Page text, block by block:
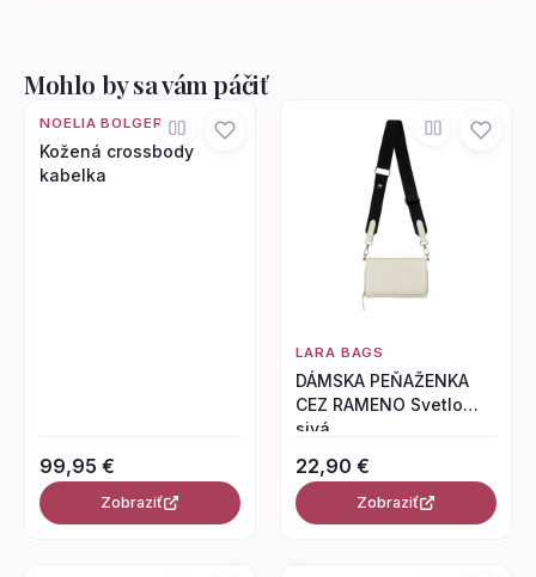
Mohlo by sa vám páčiť
NOELIA BOLGER
Kožená crossbody
kabelka
99,95 €
Zobraziť
LARA BAGS
DÁMSKA PEŇAŽENKA
CEZ RAMENO Svetlo
sivá
22,90 €
Zobraziť